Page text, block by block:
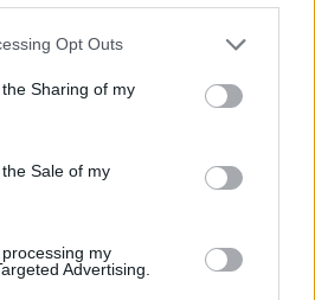
app uses one or more Google
usage behaviour. You may click to
Google and its third-party tags to
purposes in below Google
Opt Outs
Sharing of my
Sale of my
my
Advertising.
zampe, tutelandoli da
al freddo.